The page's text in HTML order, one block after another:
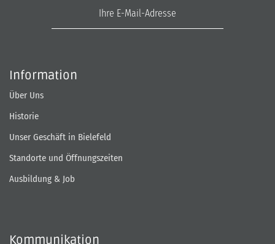
Information
Über Uns
Historie
Unser Geschäft in Bielefeld
Standorte und Öffnungszeiten
Ausbildung & Job
Kommunikation